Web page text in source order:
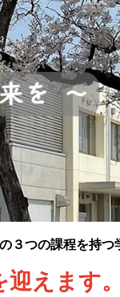
つの課程を持つ
えます。